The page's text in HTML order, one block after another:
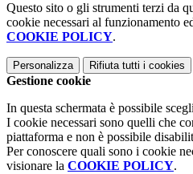
Questo sito o gli strumenti terzi da
cookie necessari al funzionamento
COOKIE POLICY.
Personalizza Rifiuta tutti i cookies
Gestione cookie
In questa schermata è possibile
I cookie necessari sono quelli che
piattaforma e non è possibile
Per conoscere quali sono i cookie
visionare la COOKIE POLICY.